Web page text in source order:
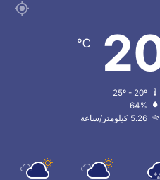
℃
64%
5.26 كيلومتر/ساعة